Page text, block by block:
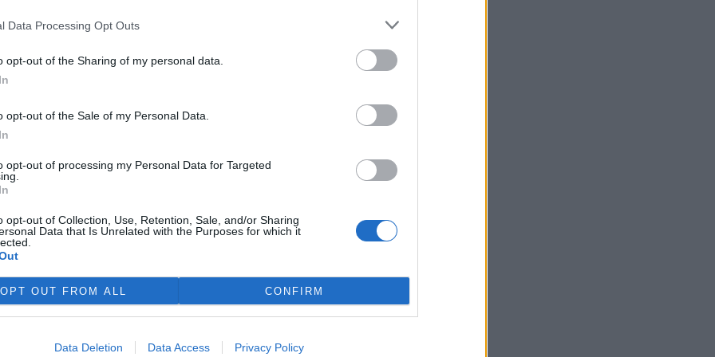
Data Processing Opt Outs
opt-out of the Sharing of my personal data.
opt-out of the Sale of my Personal Data.
opt-out of processing my Personal Data for Targeted
opt-out of Collection, Use, Retention, Sale, and/or Sharing
Data that Is Unrelated with the Purposes for which it
OPT OUT FROM ALL CONFIRM
Data Deletion Data Access Privacy Policy
jednoduché a dostupné, většina z nich ho
ale stále máme prostor pro zlepšení. Velký
na sídlištích. Právě tam chceme systém ještě
správy města.
obyvatel v průměru 93,2 kilogramu odpadu,
se kraj zlepšuje a je nad celostátním průměrem,
EKO-KOM zvýšil na 90,5 kilogramu. Do výkupen
ještě osm kilogramů kovů, celková výtěžnost
kilogramů. Nejlépe loni odpad v kraji třídili obyvatelé
na Jablonecku a Rokytnici nad Jizerou na